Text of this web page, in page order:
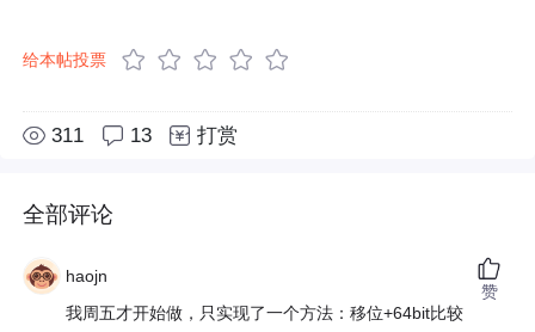
给本帖投票
311 13 打赏
全部评论
haojn
我周五才开始做，只实现了一个方法：移位+64bit比较
赞